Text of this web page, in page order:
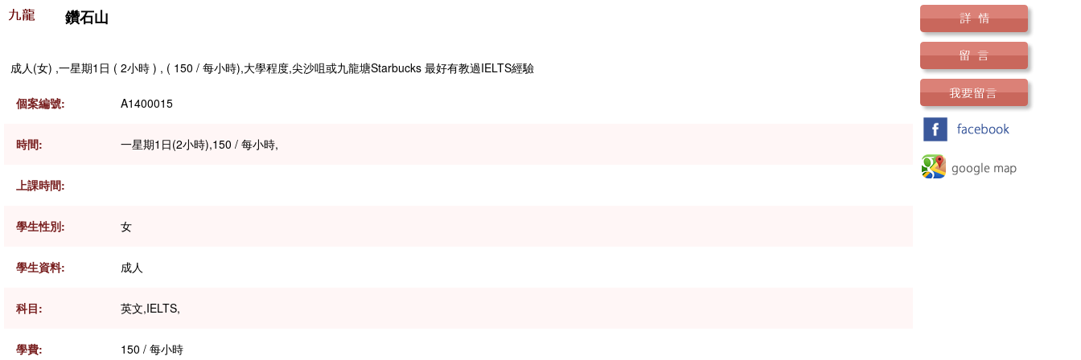
鑽石山
成人(女) ,一星期1日 ( 2小時 ) , ( 150 / 每小時),大學程度,尖沙咀或九龍塘Starbucks 最好有教過IELTS經驗
個案編號: A1400015
時間: 一星期1日(2小時),150 / 每小時,
上課時間:
學生性別: 女
學生資料: 成人
科目: 英文,IELTS,
學費: 150 / 每小時